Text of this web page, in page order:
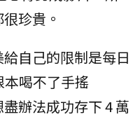
珍貴。
自己的限制是每日
本喝不了手搖
辦法成功存下 4 萬